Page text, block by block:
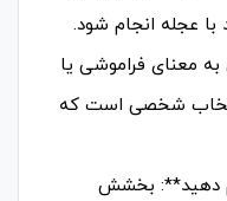
با عجله انجام شود.
معنای فراموشی یا
شخصی است که
دهید**: بخشش